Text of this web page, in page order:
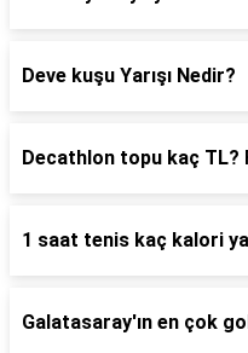
Deve kuşu Yarışı Nedir?
Decathlon topu kaç TL?
1 saat tenis kaç kalori
Galatasaray'ın en çok